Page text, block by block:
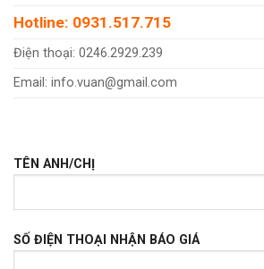
Hotline: 0931.517.715
Điện thoại: 0246.2929.239
Email: info.vuan@gmail.com
TÊN ANH/CHỊ
SỐ ĐIỆN THOẠI NHẬN BÁO GIÁ